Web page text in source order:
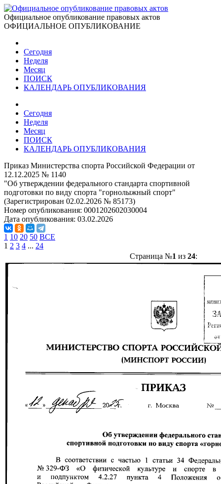
Официальное опубликование правовых актов
ОФИЦИАЛЬНОЕ ОПУБЛИКОВАНИЕ
Сегодня
Неделя
Месяц
ПОИСК
КАЛЕНДАРЬ ОПУБЛИКОВАНИЯ
Сегодня
Неделя
Месяц
ПОИСК
КАЛЕНДАРЬ ОПУБЛИКОВАНИЯ
Приказ Министерства спорта Российской Федерации от
12.12.2025 № 1140
"Об утверждении федерального стандарта спортивной
подготовки по виду спорта "горнолыжный спорт"
(Зарегистрирован 02.02.2026 № 85173)
Номер опубликования: 0001202602030004
Дата опубликования: 03.02.2026
1 10 20 50 ВСЕ
1 2 3 4 ... 24
Страница №1 из 24: